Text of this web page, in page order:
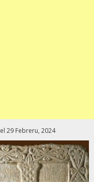
el 29 Febreru, 2024